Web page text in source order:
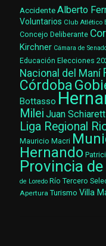
AccidenteAlberto
Voluntarios Club Atlético
Concejo Deliberante
Kirchner Cámara de
Educación Elecciones
Nacional del Maní
Córdoba
Bottasso
Milei Juan
Liga Regional
Mauricio Macri
Hernando
Provincia
de Loredo Río Tercero
Apertura Turismo Villa